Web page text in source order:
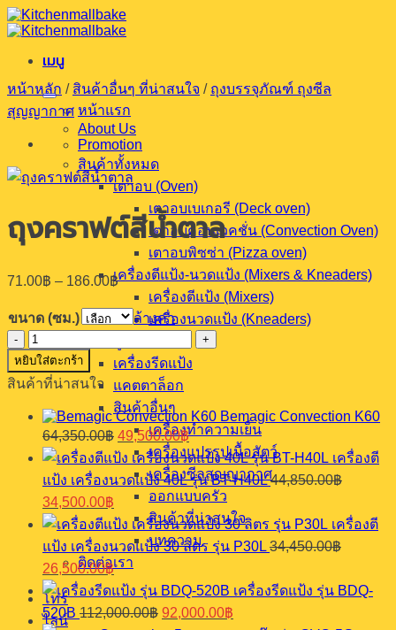
ข้าม
ไป
เนื้อหา
เมนู
หน้าแรก
About Us
Promotion
สินค้าทั้งหมด
เตาอบ (Oven)
เตาอบเบเกอรี (Deck oven)
เตาอบคอนเวคชั่น (Convection Oven)
เตาอบพิซซ่า (Pizza oven)
เครื่องตีแป้ง-นวดแป้ง (Mixers & Kneaders)
เครื่องตีแป้ง (Mixers)
เครื่องนวดแป้ง (Kneaders)
เครื่องรีดแป้ง
แคตตาล็อก
สินค้าอื่นๆ
เครื่องทำความเย็น
เครื่องแปรรูปเนื้อสัตว์
เครื่องซีลสุญญากาศ
ออกแบบครัว
สินค้าที่น่าสนใจ
บทความ
ติดต่อเรา
โทร
ไลน์
หน้าหลัก / สินค้าอื่นๆ ที่น่าสนใจ / ถุงบรรจุภัณฑ์ ถุงซีล
สุญญากาศ
ถุงคราฟต์สีน้ำตาล
71.00฿ – 186.00฿Price
range:
71.00฿
through
186.00฿
ขนาด (ซม.)
ล้างค่า
จำนวน
ถุง
ครา
ฟต์
น้ำตาล
หยิบใส่ตะกร้า
สินค้าที่น่าสนใจ
Bemagic Convection K60
64,350.00฿ Original
price
was:
64,350.00฿.
49,500.00฿Current
price
is:
49,500.00฿.
เครื่องตี
แป้ง เครื่องนวดแป้ง 40L รุ่น BT-H40L 44,850.00฿
Original
price
was:
44,850.00฿.
34,500.00฿ Current
price
is:
34,500.00฿.
เครื่องตี
แป้ง เครื่องนวดแป้ง 30 ลิตร รุ่น P30L 34,450.00฿
Original
price
was:
34,450.00฿.
26,500.00฿Current
price
is:
26,500.00฿.
เครื่องรีดแป้ง รุ่น BDQ-
520B 112,000.00฿ Original
price
92,000.00฿
price